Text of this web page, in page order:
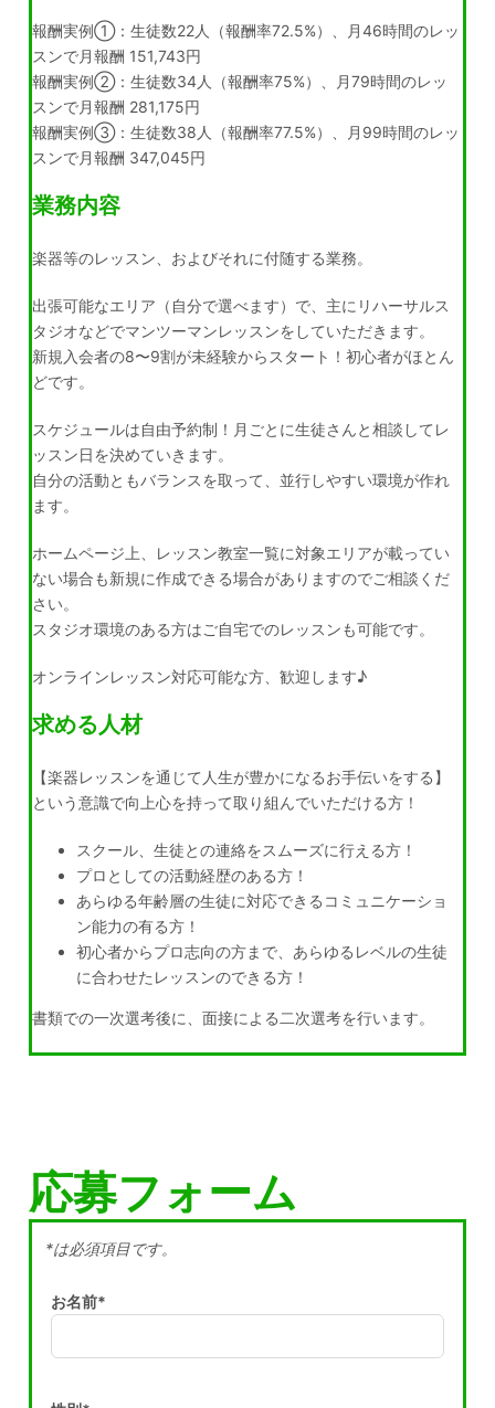
報酬実例①：生徒数22人（報酬率72.5%）、月46時間のレッ
スンで月報酬 151,743円
報酬実例②：生徒数34人（報酬率75%）、月79時間のレッ
スンで月報酬 281,175円
報酬実例③：生徒数38人（報酬率77.5%）、月99時間のレッ
スンで月報酬 347,045円
業務内容
楽器等のレッスン、およびそれに付随する業務。
出張可能なエリア（自分で選べます）で、主にリハーサルス
タジオなどでマンツーマンレッスンをしていただきます。
新規入会者の8〜9割が未経験からスタート！初心者がほとん
どです。
スケジュールは自由予約制！月ごとに生徒さんと相談してレ
ッスン日を決めていきます。
自分の活動ともバランスを取って、並行しやすい環境が作れ
ます。
ホームページ上、レッスン教室一覧に対象エリアが載ってい
ない場合も新規に作成できる場合がありますのでご相談くだ
さい。
スタジオ環境のある方はご自宅でのレッスンも可能です。
オンラインレッスン対応可能な方、歓迎します♪
求める人材
【楽器レッスンを通じて人生が豊かになるお手伝いをする】
という意識で向上心を持って取り組んでいただける方！
スクール、生徒との連絡をスムーズに行える方！
プロとしての活動経歴のある方！
あらゆる年齢層の生徒に対応できるコミュニケーショ
ン能力の有る方！
初心者からプロ志向の方まで、あらゆるレベルの生徒
に合わせたレッスンのできる方！
書類での一次選考後に、面接による二次選考を行います。
応募フォーム
*は必須項目です。
お名前*